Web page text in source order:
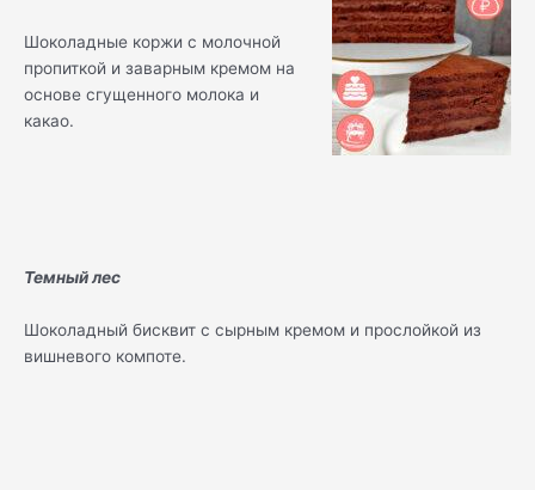
Шоколадные коржи с молочной
пропиткой и заварным кремом на
основе сгущенного молока и
какао.
Темный лес
Шоколадный бисквит с сырным кремом и прослойкой из
вишневого компоте.